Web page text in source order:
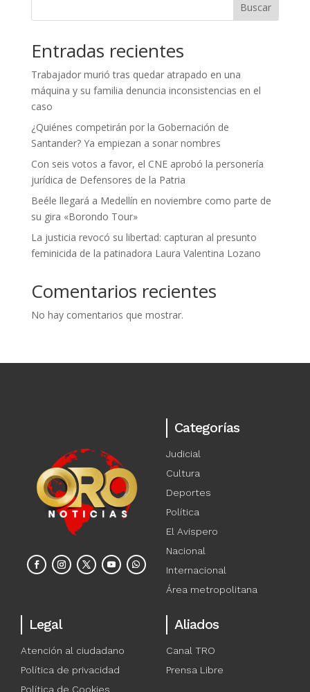
Buscar
Entradas recientes
Trabajador murió tras quedar atrapado en una
máquina y su familia denuncia inconsistencias en el
caso
¿Quiénes competirán por la Gobernación de
Santander? Ya empiezan a sonar nombres
Con seis votos a favor, el CNE aprobó la personería
jurídica de Defensores de la Patria
Beéle llegará a Medellín en noviembre como parte de
su gira «Borondo Tour»
La justicia revocó su libertad: capturan al presunto
feminicida de la patinadora Laura Valentina Lozano
Comentarios recientes
No hay comentarios que mostrar.
Categorías
Judicial
Cultura
Deportes
Política
El Avispero
Nacional
Internacional
Área metropolitana
Legal
Atención al ciudadano
Política de privacidad
Política de Cookies
Aliados
Canal TRO
Prensa Libre